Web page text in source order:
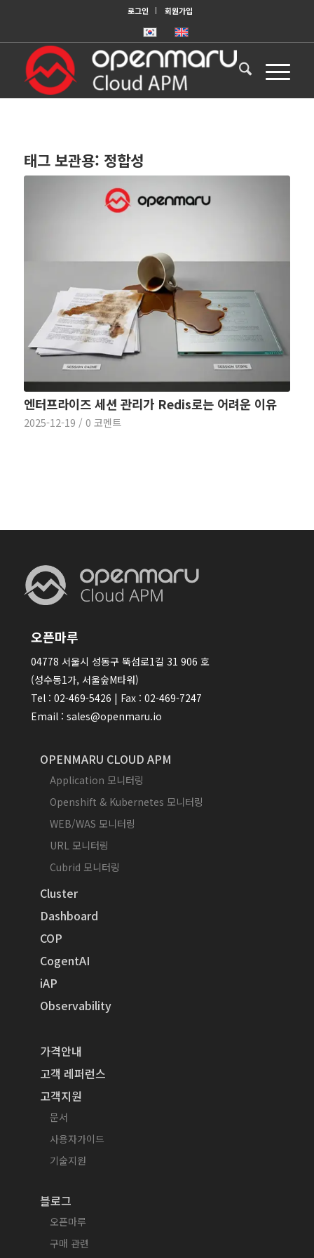
로그인 회원가입
태그 보관용: 정합성
엔터프라이즈 세션 관리가 Redis로는 어려운 이유
2025-12-19 / 0 코멘트
오픈마루
04778 서울시 성동구 뚝섬로1길 31 906 호
(성수동1가, 서울숲M타워)
Tel : 02-469-5426 | Fax : 02-469-7247
Email : sales@openmaru.io
OPENMARU CLOUD APM
Application 모니터링
Openshift & Kubernetes 모니터링
WEB/WAS 모니터링
URL 모니터링
Cubrid 모니터링
Cluster
Dashboard
COP
CogentAI
iAP
Observability
가격안내
고객 레퍼런스
고객지원
문서
사용자가이드
기술지원
블로그
오픈마루
구매 관련